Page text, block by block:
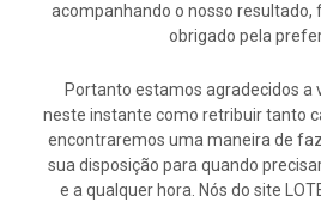
acompanhando o nosso
obrigado pela
Portanto estamos agradecidos a
neste instante como retribuir tanto
encontraremos uma maneira de
sua disposição para quando
e a qualquer hora. Nós do site